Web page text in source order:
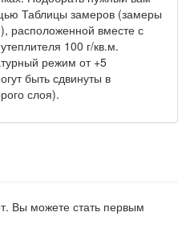
Таблицы замеров (замеры
расположенной вместе с
100 г/кв.м.
режим от +5
быть сдвинуты в
слоя).
Вы можете стать первым